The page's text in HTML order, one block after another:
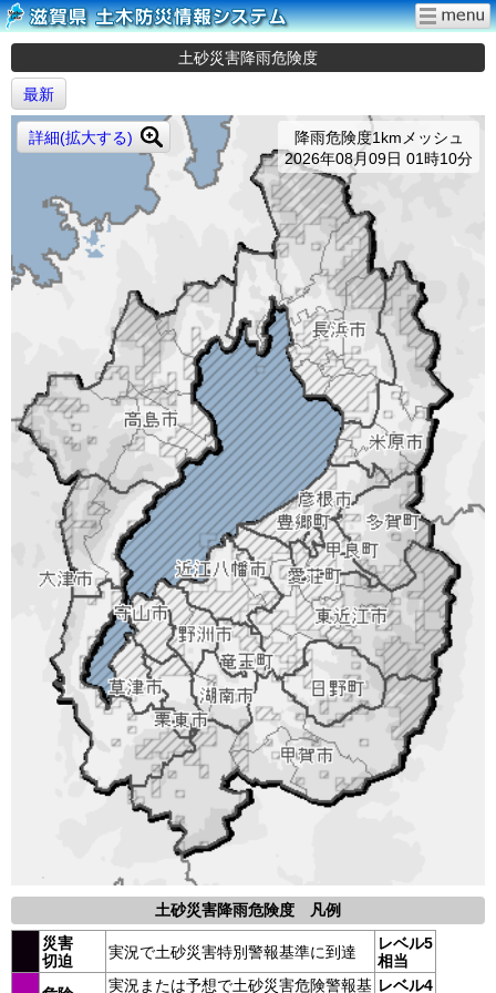
土砂災害降雨危険度
最新
詳細(拡大する)
降雨危険度1kmメッシュ
2026年08月09日 01時10分
土砂災害降雨危険度 凡例
災害
切迫
実況で土砂災害特別警報基準に到達
レベル5
相当
実況または予想で土砂災害危険警報基 レベル4